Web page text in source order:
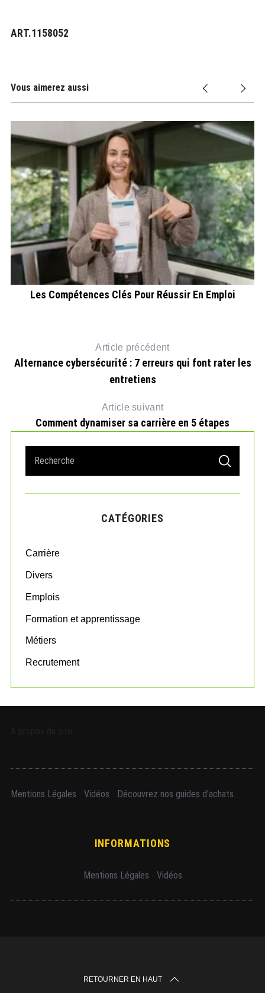
ART.1158052
Vous aimerez aussi
Les Compétences Clés Pour Réussir En Emploi
Article précédent
Alternance cybersécurité : 7 erreurs qui font rater les
entretiens
Article suivant
Comment dynamiser sa carrière en 5 étapes
a
r
o
:
S
A
C
CATÉGORIES
Carrière
Divers
Emplois
Formation et apprentissage
Métiers
Recrutement
Mentions Légales Vidéos Découvrez nos guides d'achats.
INFORMATIONS
Mentions Légales Vidéos
RETOURNER EN HAUT